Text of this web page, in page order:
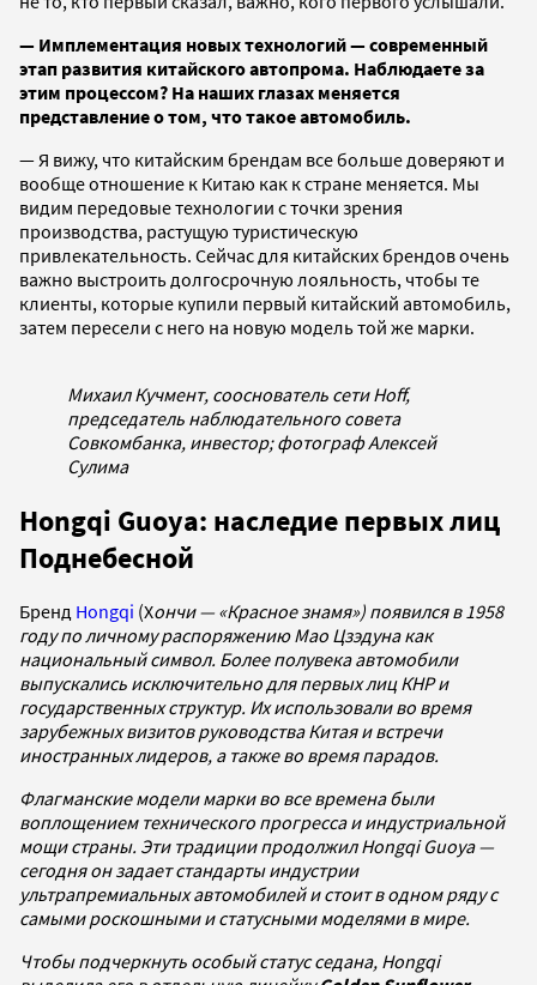
— Имплементация новых технологий — современный
этап развития китайского автопрома. Наблюдаете за
этим процессом? На наших глазах меняется
представление о том, что такое автомобиль.
— Я вижу, что китайским брендам все больше доверяют и
вообще отношение к Китаю как к стране меняется. Мы
видим передовые технологии с точки зрения
производства, растущую туристическую
привлекательность. Сейчас для китайских брендов очень
важно выстроить долгосрочную лояльность, чтобы те
клиенты, которые купили первый китайский автомобиль,
затем пересели с него на новую модель той же марки.
Михаил Кучмент, сооснователь сети Hoff,
председатель наблюдательного совета
Совкомбанка, инвестор; фотограф Алексей
Сулима
Hongqi Guoya: наследие первых лиц
Поднебесной
Бренд Hongqi (Хончи — «Красное знамя») появился в 1958
году по личному распоряжению Мао Цзэдуна как
национальный символ. Более полувека автомобили
выпускались исключительно для первых лиц КНР и
государственных структур. Их использовали во время
зарубежных визитов руководства Китая и встречи
иностранных лидеров, а также во время парадов.
Флагманские модели марки во все времена были
воплощением технического прогресса и индустриальной
мощи страны. Эти традиции продолжил Hongqi Guoya —
сегодня он задает стандарты индустрии
ультрапремиальных автомобилей и стоит в одном ряду с
самыми роскошными и статусными моделями в мире.
Чтобы подчеркнуть особый статус седана, Hongqi